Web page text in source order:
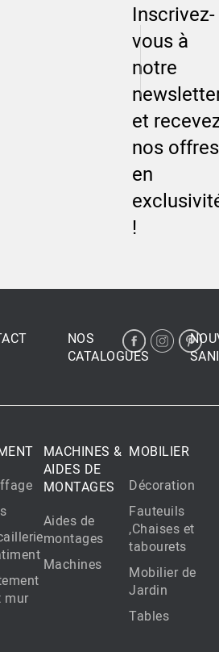
Inscrivez-
vous à
notre
et
nos offres
en
!
NOS
CATALOGUES
mur
MACHINES &
AIDES DE
MONTAGES
Aides de
montages
Machines
MOBILIER
Décoration
Fauteuils
,Chaises et
tabourets
Mobilier de
Jardin
Tables